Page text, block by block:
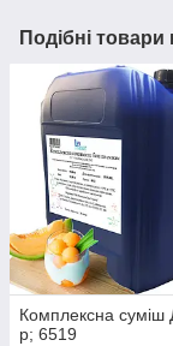
Подібні товари
Комплексна суміш
р; 6519